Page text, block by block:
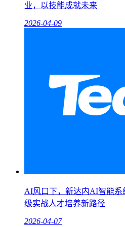
业，以技能成就未来
2026-04-09
AI风口下，新达内AI智能
级实战人才培养新路径
2026-04-07